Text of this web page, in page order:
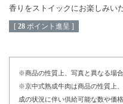
香りをストイックにお楽しみい
[ 28 ポイント進呈 ]
※商品の性質上、写真と異なる場合
※京中式熟成牛肉は商品の性質上
成の状況に伴い供給可能な数や価